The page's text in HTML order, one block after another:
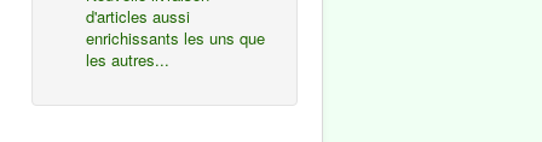
d'articles aussi
enrichissants les uns que
les autres...